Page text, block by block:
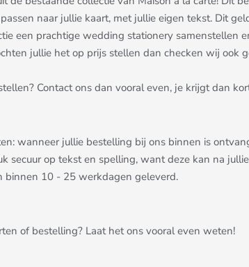
naar jullie kaart, met jullie eigen tekst. Dit
een prachtige wedding stationery
jullie het op prijs stellen dan checken wij ook
Contact ons dan vooral even, je krijgt dan
wanneer jullie bestelling bij ons binnen is
secuur op tekst en spelling, want deze kan na
binnen 10 - 25 werkdagen geleverd.
of bestelling? Laat het ons vooral even weten!